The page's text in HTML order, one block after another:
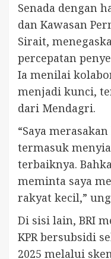
Senada dengan
dan Kawasan
Sirait,
percepatan
Ia menilai
menjadi kunci,
dari Mendagri.
“Saya
termasuk
terbaiknya.
meminta saya
rakyat kecil,”
Di sisi lain, BRI
KPR bersubsidi
2025 melalui